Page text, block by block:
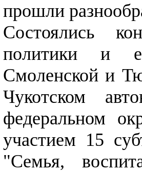
прошли
Состоялись
политики и
Смоленской и
Чукотском
федеральном
участием 15
"Семья,